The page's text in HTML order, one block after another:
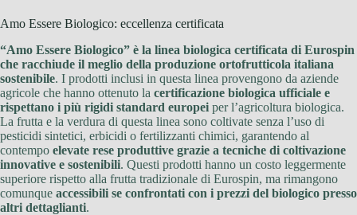
Amo Essere Biologico: eccellenza certificata
“Amo Essere Biologico” è la linea biologica certificata di Eurospin
che racchiude il meglio della produzione ortofrutticola italiana
sostenibile. I prodotti inclusi in questa linea provengono da aziende
agricole che hanno ottenuto la certificazione biologica ufficiale e
rispettano i più rigidi standard europei per l’agricoltura biologica.
La frutta e la verdura di questa linea sono coltivate senza l’uso di
pesticidi sintetici, erbicidi o fertilizzanti chimici, garantendo al
contempo elevate rese produttive grazie a tecniche di coltivazione
innovative e sostenibili. Questi prodotti hanno un costo leggermente
superiore rispetto alla frutta tradizionale di Eurospin, ma rimangono
comunque accessibili se confrontati con i prezzi del biologico presso
altri dettaglianti.